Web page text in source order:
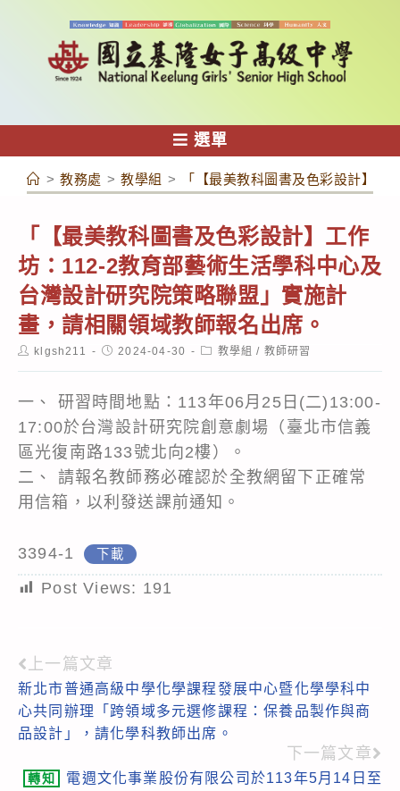
容
選單
> 教務處 > 教學組 > 「【最美教科圖書及色彩設計】
「【最美教科圖書及色彩設計】工作
坊：112-2教育部藝術生活學科中心及
台灣設計研究院策略聯盟」實施計
畫，請相關領域教師報名出席。
Postklgsh211
Post2024-04-30
Post教學組 / 教師研習
一、 研習時間地點：113年06月25日(二)13:00-
17:00於台灣設計研究院創意劇場（臺北市信義
區光復南路133號北向2樓）。
二、 請報名教師務必確認於全教網留下正確常
用信箱，以利發送課前通知。
3394-1 下載
Post Views: 191
Read
more
articles
上一篇文章
新北市普通高級中學化學課程發展中心暨化學學科中
心共同辦理「跨領域多元選修課程：保養品製作與商
品設計」，請化學科教師出席。
下一篇文章
轉知
電週文化事業股份有限公司於113年5月14日至